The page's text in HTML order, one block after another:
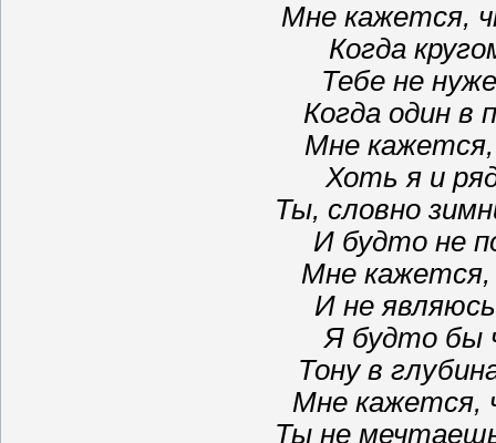
Мне кажется,
Когда
Тебе не
Когда один в
Мне
Хоть я и
Ты, словно
И будто не
Мне
И не
Я будто бы
Тону в
Мне кажется,
Ты не